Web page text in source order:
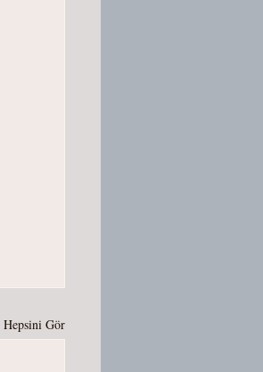
Hepsini Gör